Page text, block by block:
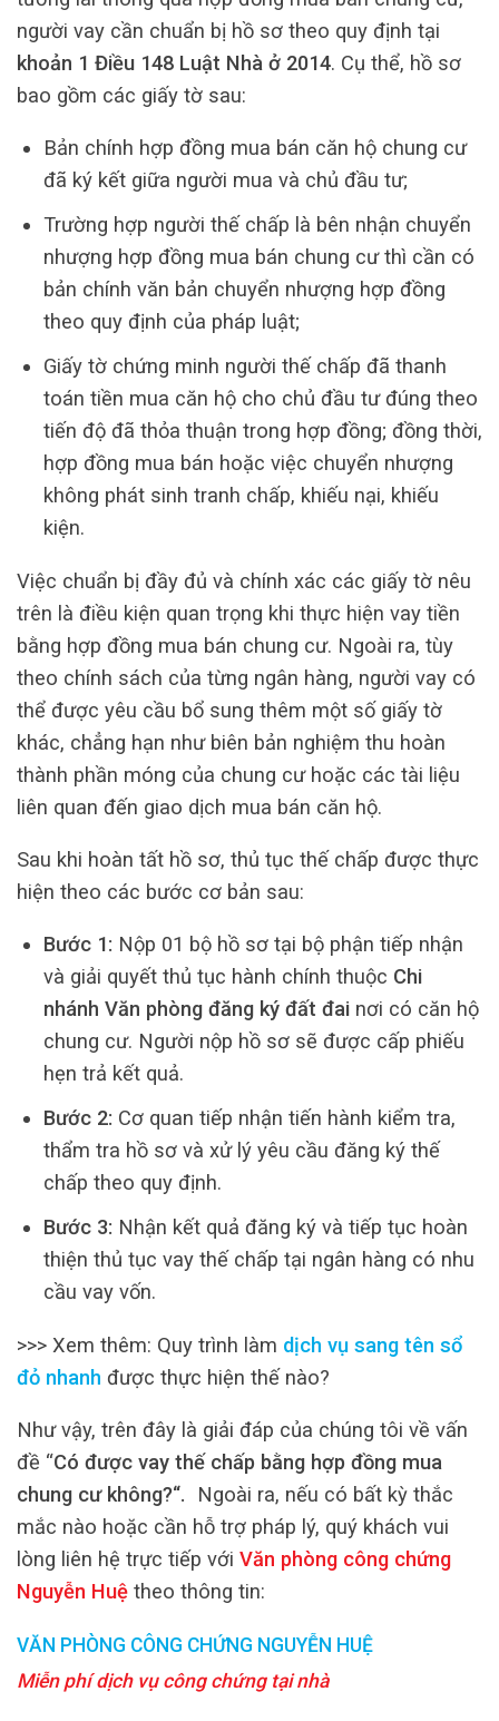
người vay cần chuẩn bị hồ sơ theo quy định tại
khoản 1 Điều 148 Luật Nhà ở 2014. Cụ thể, hồ sơ
bao gồm các giấy tờ sau:
Bản chính hợp đồng mua bán căn hộ chung cư
đã ký kết giữa người mua và chủ đầu tư;
Trường hợp người thế chấp là bên nhận chuyển
nhượng hợp đồng mua bán chung cư thì cần có
bản chính văn bản chuyển nhượng hợp đồng
theo quy định của pháp luật;
Giấy tờ chứng minh người thế chấp đã thanh
toán tiền mua căn hộ cho chủ đầu tư đúng theo
tiến độ đã thỏa thuận trong hợp đồng; đồng thời,
hợp đồng mua bán hoặc việc chuyển nhượng
không phát sinh tranh chấp, khiếu nại, khiếu
kiện.
Việc chuẩn bị đầy đủ và chính xác các giấy tờ nêu
trên là điều kiện quan trọng khi thực hiện vay tiền
bằng hợp đồng mua bán chung cư. Ngoài ra, tùy
theo chính sách của từng ngân hàng, người vay có
thể được yêu cầu bổ sung thêm một số giấy tờ
khác, chẳng hạn như biên bản nghiệm thu hoàn
thành phần móng của chung cư hoặc các tài liệu
liên quan đến giao dịch mua bán căn hộ.
Sau khi hoàn tất hồ sơ, thủ tục thế chấp được thực
hiện theo các bước cơ bản sau:
Bước 1: Nộp 01 bộ hồ sơ tại bộ phận tiếp nhận
và giải quyết thủ tục hành chính thuộc Chi
nhánh Văn phòng đăng ký đất đainơi có căn hộ
chung cư. Người nộp hồ sơ sẽ được cấp phiếu
hẹn trả kết quả.
Bước 2: Cơ quan tiếp nhận tiến hành kiểm tra,
thẩm tra hồ sơ và xử lý yêu cầu đăng ký thế
chấp theo quy định.
Bước 3: Nhận kết quả đăng ký và tiếp tục hoàn
thiện thủ tục vay thế chấp tại ngân hàng có nhu
cầu vay vốn.
>>> Xem thêm: Quy trình làm dịch vụ sang tên sổ
đỏ nhanh được thực hiện thế nào?
Như vậy, trên đây là giải đáp của chúng tôi về vấn
đề “Có được vay thế chấp bằng hợp đồng mua
chung cư không?“.
Ngoài ra, nếu có bất kỳ thắc
mắc nào hoặc cần hỗ trợ pháp lý, quý khách vui
lòng liên hệ trực tiếp với Văn phòng công chứng
Nguyễn Huệ theo thông tin:
VĂN PHÒNG CÔNG CHỨNG NGUYỄN HUỆ
Miễn phí dịch vụ công chứng tại nhà